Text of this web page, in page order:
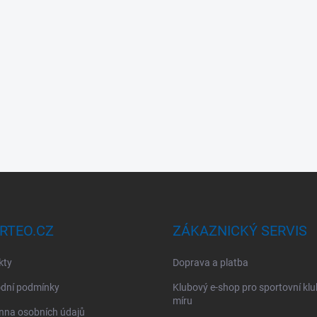
podmínky
osobních údajů
ZÁKAZNICKÝ SERVIS
Doprava a platba
Klubový e-shop pro sportovní
míru